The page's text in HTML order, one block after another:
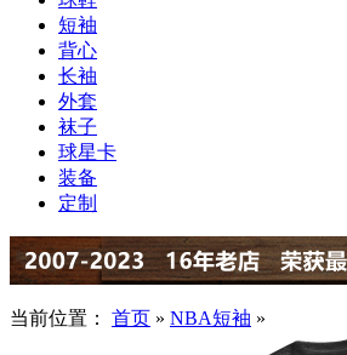
短袖
背心
长袖
外套
袜子
球星卡
装备
定制
当前位置： 首页 » NBA短袖 »